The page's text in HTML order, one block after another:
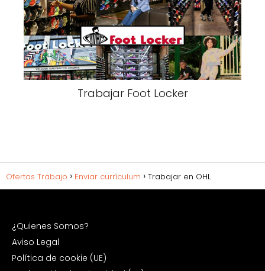
Trabajar Foot Locker
Ofertas Trabajo Enviar currículum Trabajar en OHL
¿Quienes Somos?
Aviso Legal
Política de cookie (UE)